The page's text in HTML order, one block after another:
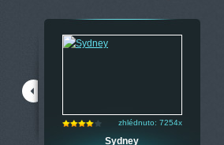
zhlédnuto: 7254x
Sydney